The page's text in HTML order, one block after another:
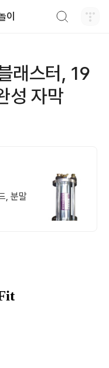
이
래스터, 19
성 자막
, 분말